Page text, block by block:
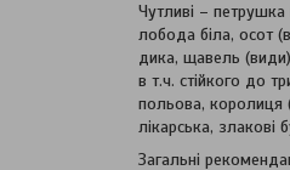
Чутливі –
лобода біла, осот
дика, щавель
в т.ч. стійкого до
польова, королиця
лікарська, злакові
Загальні